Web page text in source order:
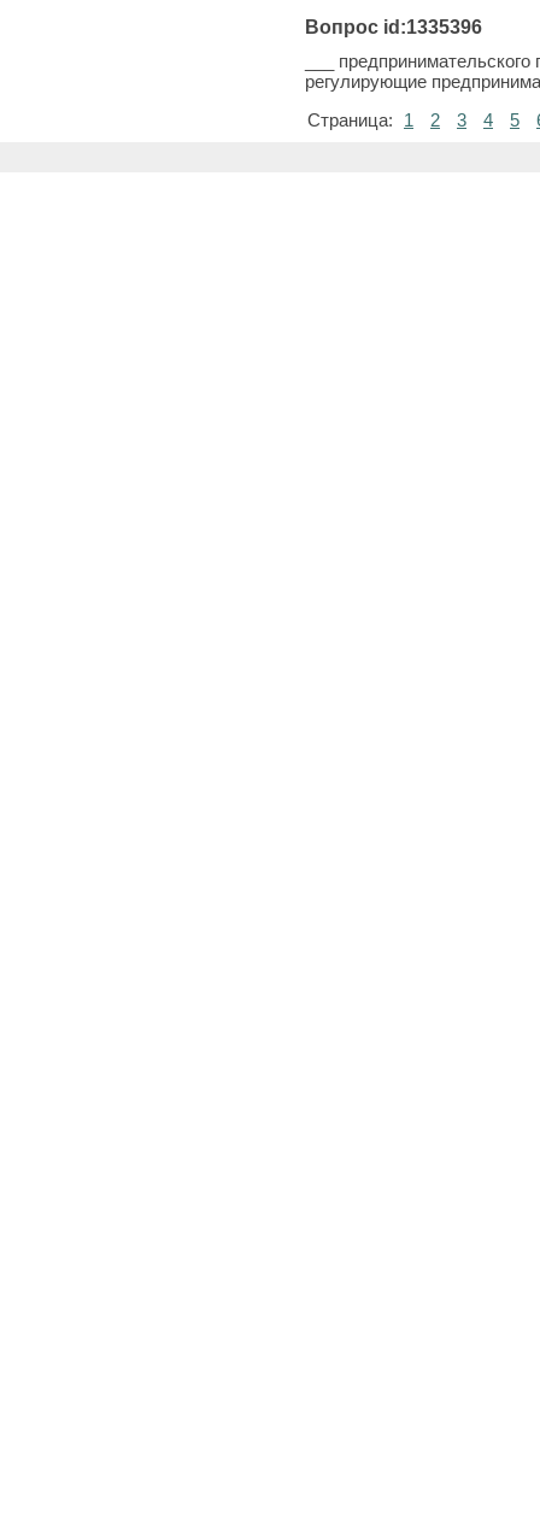
Вопрос id:1335396
___
регулирующие
Страница:
1 2 3 4 5